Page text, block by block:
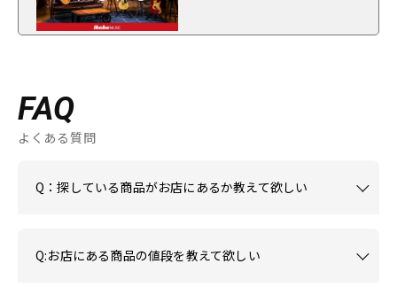
FAQ
よくある質問
Q：探している商品がお店にあるか教えて欲しい
Q:お店にある商品の値段を教えて欲しい